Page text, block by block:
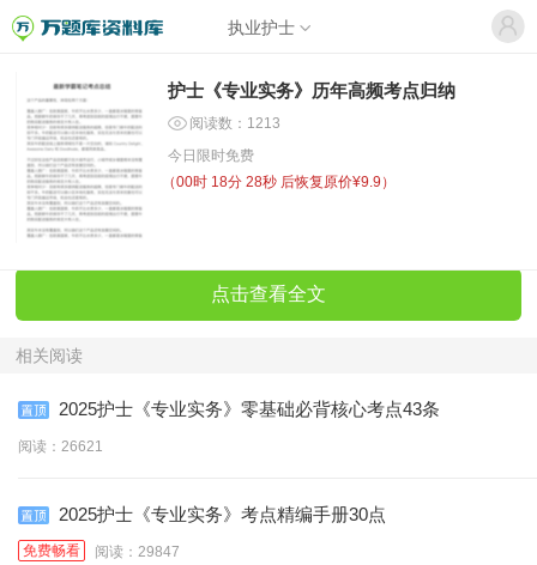
执业护士
护士《专业实务》历年高频考点归纳
阅读数：1213
今日限时免费
（00时 18分 27秒 后恢复原价¥9.9）
点击查看全文
相关阅读
2025护士《专业实务》零基础必背核心考点43条
阅读：26621
2025护士《专业实务》考点精编手册30点
免费畅看 阅读：29847